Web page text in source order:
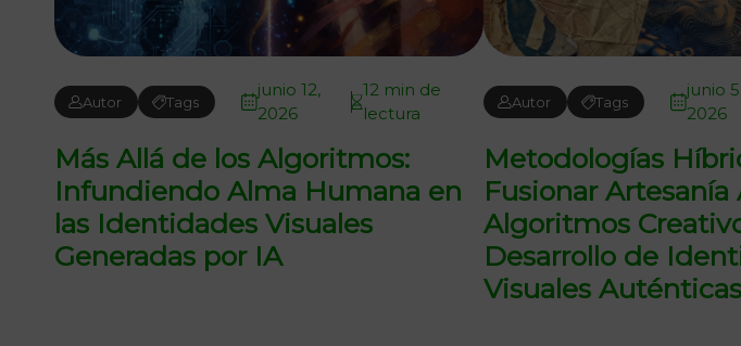
Autor Tags
junio 12,
2026
12 min de
lectura
Más Allá de los Algoritmos:
Infundiendo Alma Humana en
las Identidades Visuales
Generadas por IA
Autor Tags
junio
2026
Metodologías
Fusionar
Algoritmos
Desarrollo de
Visuales Auténticas